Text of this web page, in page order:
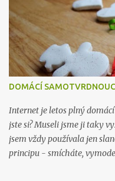
DOMÁCÍ
Internet je letos plný
jste si? Museli jsme ji taky
jsem vždy používala jen
principu - smícháte,